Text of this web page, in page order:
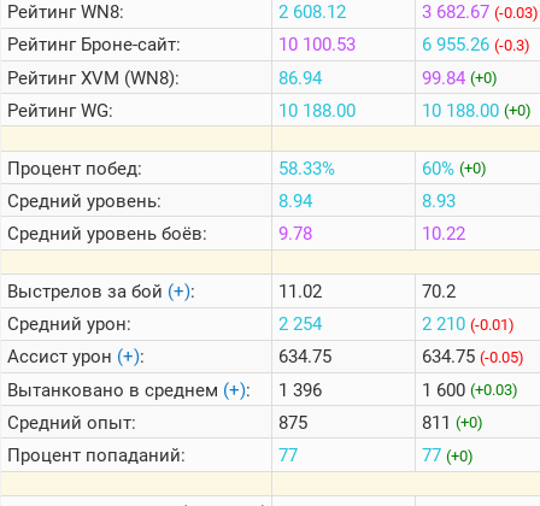
Теlegram
ВК
Портал
Мира
РейтингWN8:
РейтингБроне-сайт:
РейтингXVM (WN8):
РейтингWG:
Процент побед:
Средний уровень:
Средний уровень боёв:
Выстрелов за бой (+):
Средний урон:
Ассист урон (+):
Вытанковано в среднем (+):
Средний опыт:
Процент попаданий:
2 608.12
10 100.53
86.94
10 188.00
58.33%
8.94
9.78
11.02
2 254
634.75
1 396
875
77
3 682.67 (-0.03)
6 955.26 (-0.3)
99.84 (+0)
10 188.00 (+0)
60% (+0)
8.93
10.22
70.2
2 210 (-0.01)
634.75 (-0.05)
1 600 (+0.03)
811 (+0)
77 (+0)